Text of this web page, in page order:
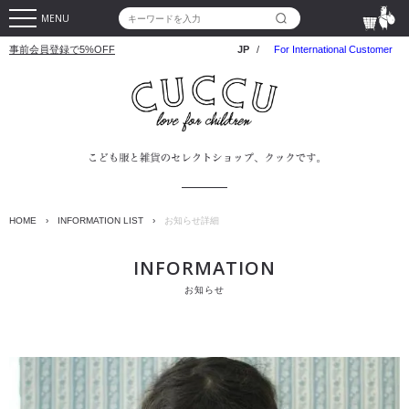
MENU
事前会員登録で5%OFF JP / For International Customer
HOME › INFORMATION LIST › お知らせ詳細
INFORMATION
お知らせ